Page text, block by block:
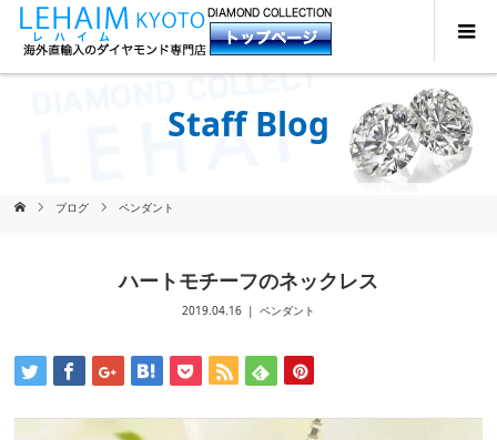
Staff Blog
ブログ ペンダント
ハートモチーフのネックレス
2019.04.16 ペンダント